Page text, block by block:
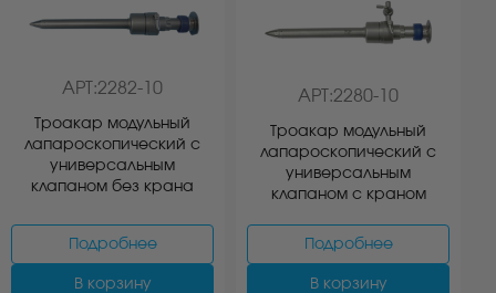
АРТ:2282-10
Троакар модульный
лапароскопический с
универсальным
клапаном без крана
Подробнее
В корзину
АРТ:2280-10
Троакар модульный
лапароскопический с
универсальным
клапаном с краном
Подробнее
В корзину